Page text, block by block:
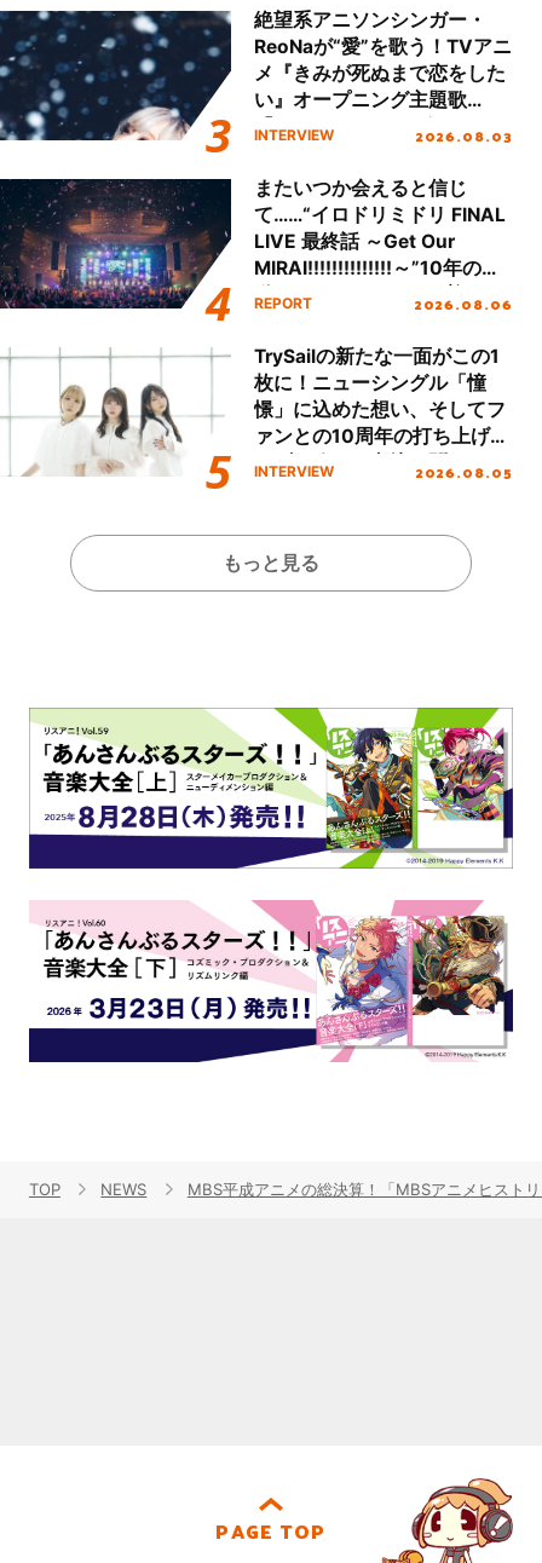
絶望系アニソンシンガー・
ReoNaが“愛”を歌う！TVアニ
メ『きみが死ぬまで恋をした
い』オープニング主題歌
「Amore」インタビュー
INTERVIEW 2026.08.03
またいつか会えると信じ
て……“イロドリミドリ FINAL
LIVE 最終話 ～Get Our
MIRAI!!!!!!!!!!!!!!～”10年の活
動を経てファイナルを迎える
REPORT 2026.08.06
TrySailの新たな一面がこの1
枚に！ニューシングル「憧
憬」に込めた想い、そしてフ
ァンとの10周年の打ち上げラ
イブを終えた心境を聞いた。
INTERVIEW 2026.08.05
もっと見る
TOP NEWS MBS平成アニメの総決算！「MBSアニメヒスト
PAGE TOP